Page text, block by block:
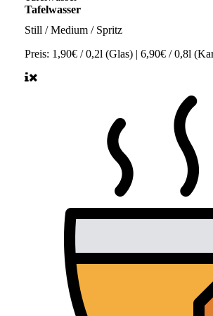
Tafelwasser
Still / Medium / Spritz
Preis: 1,90€ / 0,2l (Glas) | 6,90€ / 0,8l